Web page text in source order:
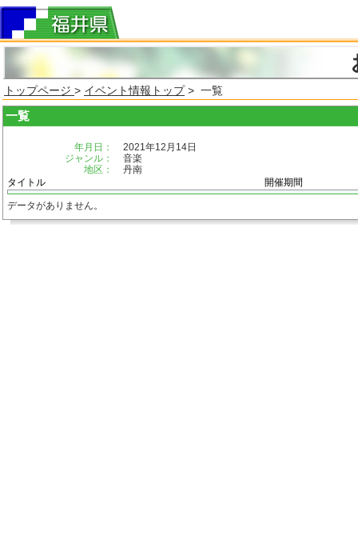
トップページ > イベント情報トップ> 一覧
一覧
年月日：
2021年12月14日
ジャンル：
音楽
地区：
丹南
タイトル
開催期間
データがありません。